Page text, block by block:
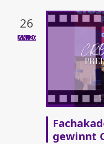
26
JAN. 26
gewinnt